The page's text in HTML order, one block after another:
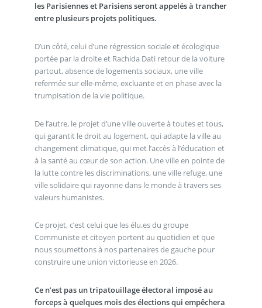
les Parisiennes et Parisiens seront appelés à trancher
entre plusieurs projets politiques.
D’un côté, celui d’une régression sociale et écologique
portée par la droite et Rachida Dati retour de la voiture
partout, absence de logements sociaux, une ville
refermée sur elle-même, excluante et en phase avec la
trumpisation de la vie politique.
De l’autre, le projet d’une ville ouverte à toutes et tous,
qui garantit le droit au logement, qui adapte la ville au
changement climatique, qui met l’accès à l’éducation et
à la santé au cœur de son action. Une ville en pointe de
la lutte contre les discriminations, une ville refuge, une
ville solidaire qui rayonne dans le monde à travers ses
valeurs humanistes.
Ce projet, c’est celui que les élu.es du groupe
Communiste et citoyen portent au quotidien et que
nous soumettons à nos partenaires de gauche pour
construire une union victorieuse en 2026.
Ce n’est pas un tripatouillage électoral imposé au
forceps à quelques mois des élections qui empêchera